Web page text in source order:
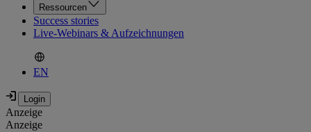
Ressourcen
Success stories
Live-Webinars & Aufzeichnungen
EN
Anzeige
Anzeige